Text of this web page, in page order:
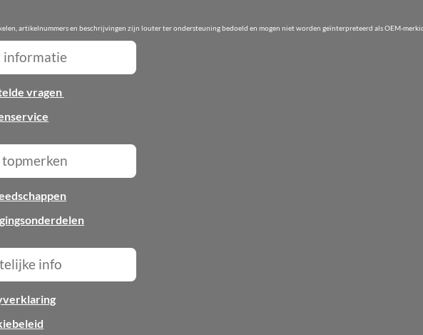
artikelnummers en beschrijvingen zijn louter ter ondersteuning bedoeld en mogen niet worden geïnterpreteerd als OEM-
informatie
vragen
topmerken
info